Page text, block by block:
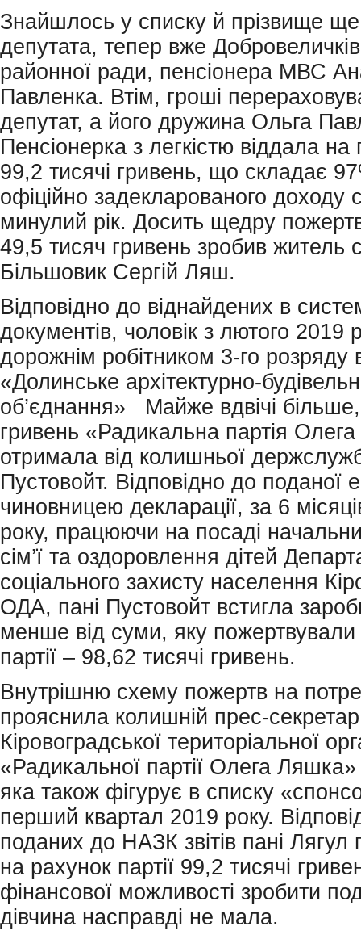
Знайшлось у списку й прізвище
депутата, тепер вже
районної ради, пенсіонера МВС
Павленка. Втім, гроші
депутат, а його дружина Ольга
Пенсіонерка з легкістю віддала на
99,2 тисячі гривень, що складає
офіційно задекларованого доходу
минулий рік. Досить щедру
49,5 тисяч гривень зробив житель
Більшовик Сергій Ляш.
Відповідно до віднайдених в
документів, чоловік з лютого 2019
дорожнім робітником 3-го
«Долинське архітектурно-
об’єднання» Майже вдвічі більше,
гривень «Радикальна партія
отримала від колишньої
Пустовойт. Відповідно до поданої
чиновницею декларації, за 6
року, працюючи на посаді
сім’ї та оздоровлення дітей
соціального захисту населення
ОДА, пані Пустовойт встигла
менше від суми, яку
партії – 98,62 тисячі гривень.
Внутрішню схему пожертв на
прояснила колишній прес-секретар
Кіровоградської територіальної
«Радикальної партії Олега
яка також фігурує в списку
перший квартал 2019 року.
поданих до НАЗК звітів пані
на рахунок партії 99,2 тисячі
фінансової можливості зробити
дівчина насправді не мала.